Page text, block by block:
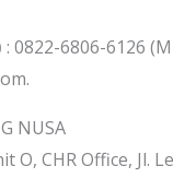
: 0822-6806-6126
NUSA
O, CHR Office, Jl.